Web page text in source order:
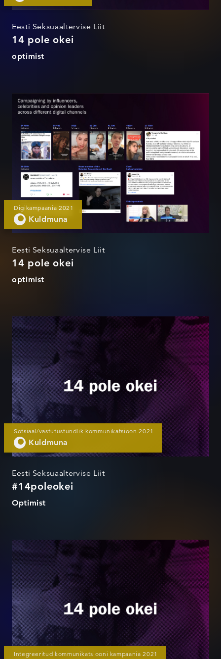
Eesti Seksuaaltervise Liit
14 pole okei
optimist
14 pole okei
Digikampaania 2021
Kuldmuna
Eesti Seksuaaltervise Liit
14 pole okei
optimist
#14poleokei
Sotsiaal/vastutustundlik kommunikatsioon 2021
Kuldmuna
Eesti Seksuaaltervise Liit
#14poleokei
Optimist
#14poleokei
Integreeritud kommunikatsiooni kampaania 2021